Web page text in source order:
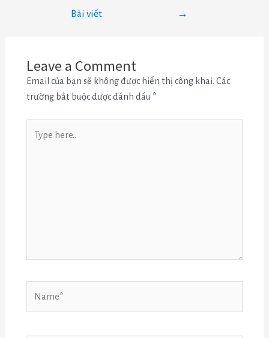
Bài viết →
Leave a Comment
Email của bạn sẽ không được hiển thị công khai. Các
trường bắt buộc được đánh dấu *
here..